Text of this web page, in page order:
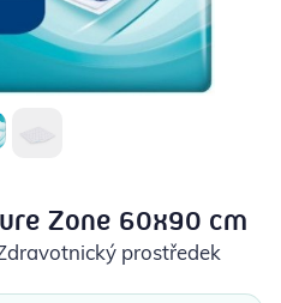
Zone 60x90 cm
prostředek